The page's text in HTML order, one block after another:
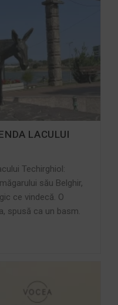
LACULUI
Techirghiol:
său Belghir,
ce vindecă. O
spusă ca un basm.